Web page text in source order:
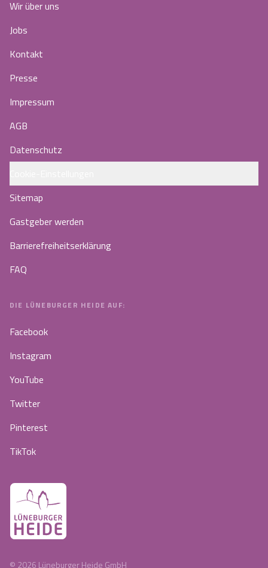
Wir über uns
Jobs
Kontakt
Presse
Impressum
AGB
Datenschutz
Sitemap
Gastgeber werden
Barrierefreiheitserklärung
FAQ
DIE LÜNEBURGER HEIDE AUF:
Facebook
Instagram
YouTube
Twitter
Pinterest
TikTok
© 2026 Lüneburger Heide GmbH